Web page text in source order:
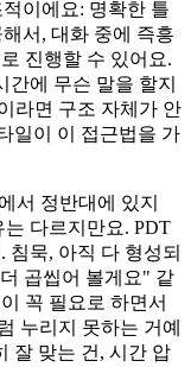
이에요: 명확한 틀
서, 대화 중에 즉흥
진행할 수 있어요.
에 무슨 말을 할지
라면 구조 자체가 안
일이 이 접근법을 가
서 정반대에 있지
다르지만요. PDT
침묵, 아직 다 형성되
곱씹어 볼게요" 같
꼭 필요로 하면서
누리지 못하는 거예
잘 맞는 건, 시간 압